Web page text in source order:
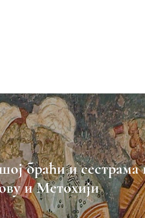
браћи и сестрама
и Метохији